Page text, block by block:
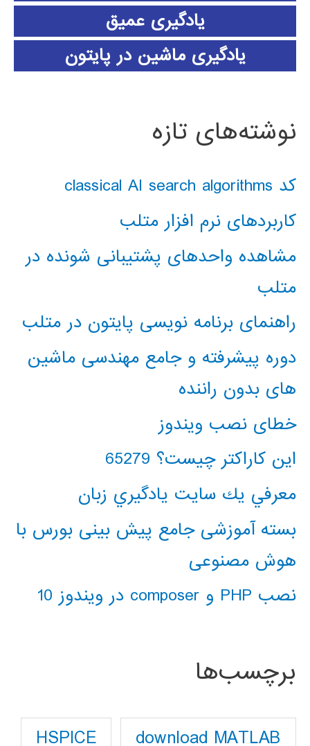
یادگیری عمیق
یادگیری ماشین در پایتون
نوشته‌های تازه
کد classical AI search algorithms
کاربردهای نرم افزار متلب
مشاهده واحدهای پشتیبانی شونده در
متلب
راهنمای برنامه نویسی پایتون در متلب
دوره پیشرفته و جامع مهندسی ماشین
های بدون راننده
خطای نصب ویندوز
این کاراکتر چیست؟ 65279
معرفي يك سايت يادگيري زبان
بسته آموزشی جامع پیش بینی بورس با
هوش مصنوعی
نصب PHP و composer در ویندوز 10
برچسب‌ها
download MATLAB
HSPICE